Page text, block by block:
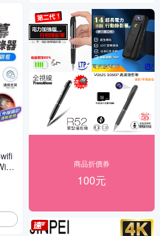
視
商品折價券
100元